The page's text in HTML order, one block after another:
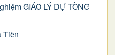
GIÁO LÝ DỰ TÒNG
Tiên